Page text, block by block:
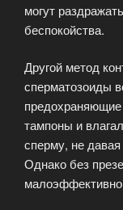
могут
беспокойства.
Другой метод
сперматозоиды
тампоны и
сперму, не
Однако без